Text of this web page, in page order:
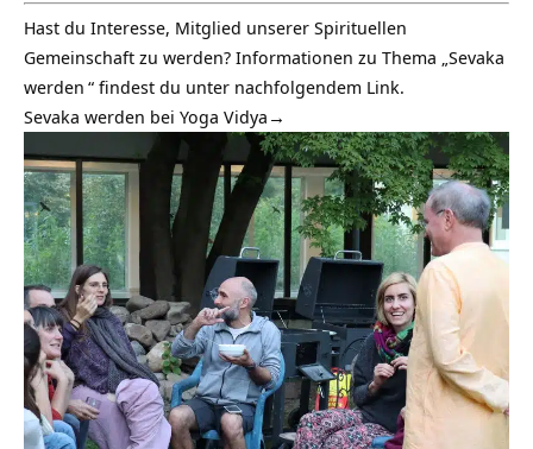
Hast du Interesse, Mitglied unserer Spirituellen
Gemeinschaft zu werden? Informationen zu Thema „Sevaka
werden “ findest du unter nachfolgendem Link.
Sevaka werden bei Yoga Vidya→